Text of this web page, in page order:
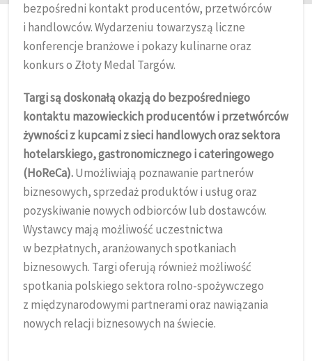
bezpośredni kontakt producentów, przetwórców
i handlowców. Wydarzeniu towarzyszą liczne
konferencje branżowe i pokazy kulinarne oraz
konkurs o Złoty Medal Targów.
Targi są doskonałą okazją do bezpośredniego
kontaktu mazowieckich producentów i przetwórców
żywności z kupcami z sieci handlowych oraz sektora
hotelarskiego, gastronomicznego i cateringowego
(HoReCa).Umożliwiają poznawanie partnerów
biznesowych, sprzedaż produktów i usług oraz
pozyskiwanie nowych odbiorców lub dostawców.
Wystawcy mają możliwość uczestnictwa
w bezpłatnych, aranżowanych spotkaniach
biznesowych. Targi oferują również możliwość
spotkania polskiego sektora rolno-spożywczego
z międzynarodowymi partnerami oraz nawiązania
nowych relacji biznesowych na świecie.